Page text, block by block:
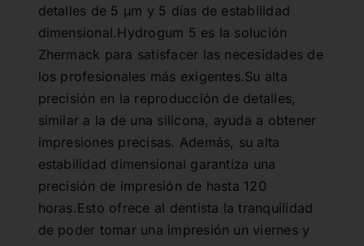
detalles de 5 µm y 5 días de estabilidad
dimensional.Hydrogum 5 es la solución
Zhermack para satisfacer las necesidades de
los profesionales más exigentes.Su alta
precisión en la reproducción de detalles,
similar a la de una silicona, ayuda a obtener
impresiones precisas. Además, su alta
estabilidad dimensional garantiza una
precisión de impresión de hasta 120
horas.Esto ofrece al dentista la tranquilidad
de poder tomar una impresión un viernes y